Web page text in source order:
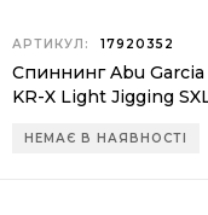
АРТИКУЛ: 17920352
Спиннинг Abu Garcia
KR-X Light Jigging
НЕМАЄ В НАЯВНОСТІ